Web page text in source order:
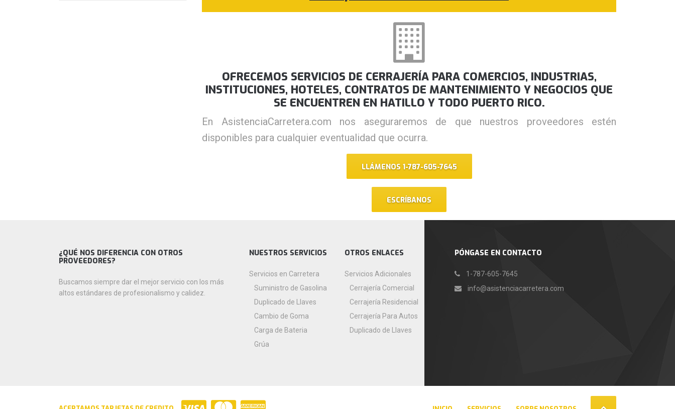
OFRECEMOS SERVICIOS DE CERRAJERÍA PARA COMERCIOS, INDUSTRIAS,
INSTITUCIONES, HOTELES, CONTRATOS DE MANTENIMIENTO Y NEGOCIOS QUE
SE ENCUENTREN EN HATILLO Y TODO PUERTO RICO.
En AsistenciaCarretera.com nos aseguraremos de que nuestros proveedores estén
disponibles para cualquier eventualidad que ocurra.
LLÁMENOS 1-787-605-7645
ESCRÍBANOS
PÓNGASE EN CONTACTO
1-787-605-7645
info@asistenciacarretera.com
¿QUÉ NOS DIFERENCIA CON OTROS
PROVEEDORES?
Buscamos siempre dar el mejor servicio con los más
altos estándares de profesionalismo y calidez.
NUESTROS SERVICIOS
Servicios en Carretera
Suministro de Gasolina
Duplicado de Llaves
Cambio de Goma
Carga de Bateria
Grúa
OTROS ENLACES
Servicios Adicionales
Cerrajería Comercial
Cerrajería Residencial
Cerrajería Para Autos
Duplicado de Llaves